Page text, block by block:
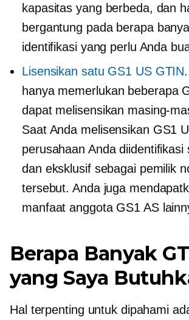
kapasitas yang berbeda, dan
bergantung pada berapa
identifikasi yang perlu Anda
Lisensikan satu GS1 US GTIN
hanya memerlukan beberapa
dapat melisensikan masing-
Saat Anda melisensikan GS1
perusahaan Anda diidentifikasi
dan eksklusif sebagai pemilik
tersebut. Anda juga
manfaat anggota GS1 AS
Berapa Banyak
yang Saya
Hal terpenting untuk dipahami